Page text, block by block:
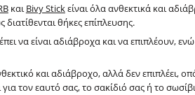
καιBivy Stickείναι όλα ανθεκτικά και
διατίθενται θήκες επίπλευσης.
να είναι αδιάβροχα και να επιπλέουν,
και αδιάβροχο, αλλά δεν επιπλέει,
τον εαυτό σας, το σακίδιό σας ή το